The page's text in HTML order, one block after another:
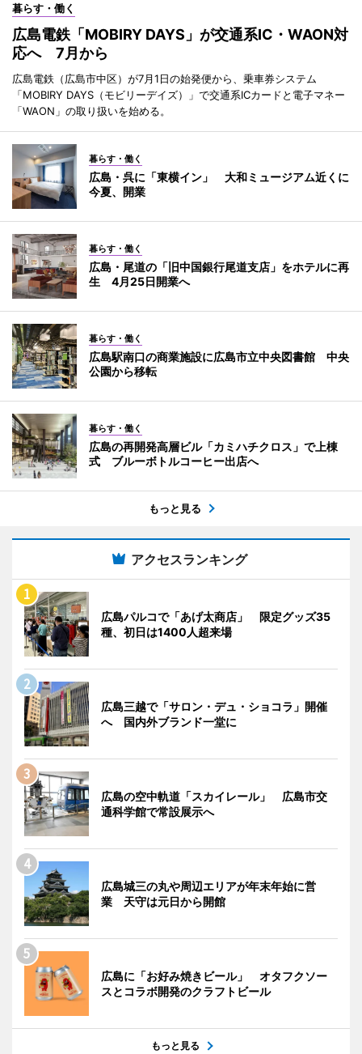
暮らす・働く
広島電鉄「MOBIRY DAYS」が交通系IC・WAON対
応へ 7月から
広島電鉄（広島市中区）が7月1日の始発便から、乗車券システム
「MOBIRY DAYS（モビリーデイズ）」で交通系ICカードと電子マネー
「WAON」の取り扱いを始める。
暮らす・働く
広島・呉に「東横イン」 大和ミュージアム近くに
今夏、開業
暮らす・働く
広島・尾道の「旧中国銀行尾道支店」をホテルに再
生 4月25日開業へ
暮らす・働く
広島駅南口の商業施設に広島市立中央図書館 中央
公園から移転
暮らす・働く
広島の再開発高層ビル「カミハチクロス」で上棟
式 ブルーボトルコーヒー出店へ
もっと見る
アクセスランキング
広島パルコで「あげ太商店」 限定グッズ35
種、初日は1400人超来場
広島三越で「サロン・デュ・ショコラ」開催
へ 国内外ブランド一堂に
広島の空中軌道「スカイレール」 広島市交
通科学館で常設展示へ
広島城三の丸や周辺エリアが年末年始に営
業 天守は元日から開館
広島に「お好み焼きビール」 オタフクソー
スとコラボ開発のクラフトビール
もっと見る